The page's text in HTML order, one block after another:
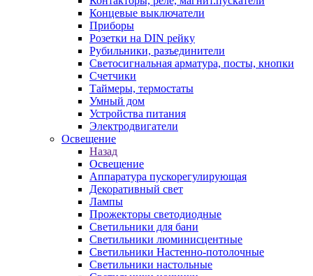
Концевые выключатели
Приборы
Розетки на DIN рейку
Рубильники, разъединители
Светосигнальная арматура, посты, кнопки
Счетчики
Таймеры, термостаты
Умный дом
Устройства питания
Электродвигатели
Освещение
Назад
Освещение
Аппаратура пускорегулирующая
Декоративный свет
Лампы
Прожекторы светодиодные
Светильники для бани
Светильники люминисцентные
Светильники Настенно-потолочные
Светильники настольные